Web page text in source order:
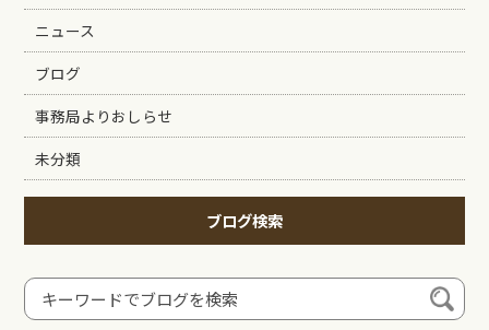
ニュース
ブログ
事務局よりおしらせ
未分類
ブログ検索